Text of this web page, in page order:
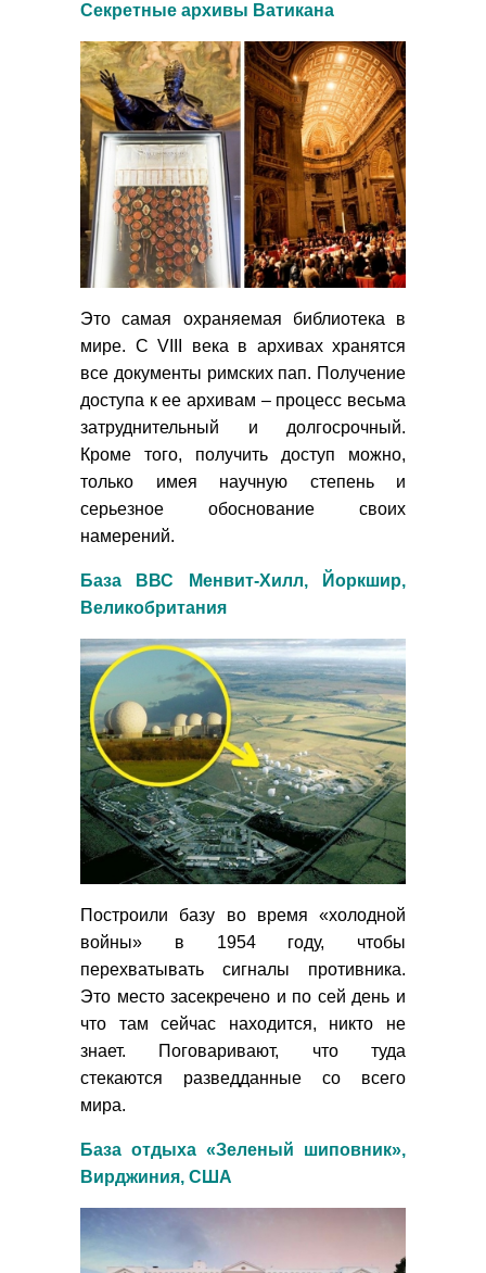
Секретные архивы Ватикана
Это самая охраняемая библиотека в
мире. С VIII века в архивах хранятся
все документы римских пап. Получение
доступа к ее архивам – процесс весьма
затруднительный и долгосрочный.
Кроме того, получить доступ можно,
только имея научную степень и
серьезное обоснование своих
намерений.
База ВВС Менвит-Хилл, Йоркшир,
Великобритания
Построили базу во время «холодной
войны» в 1954 году, чтобы
перехватывать сигналы противника.
Это место засекречено и по сей день и
что там сейчас находится, никто не
знает. Поговаривают, что туда
стекаются разведданные со всего
мира.
База отдыха «Зеленый шиповник»,
Вирджиния, США